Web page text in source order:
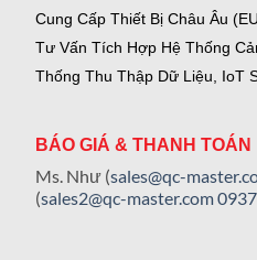
Cung Cấp Thiết Bị Châu Âu
Tư Vấn Tích Hợp Hệ Thống
Thống Thu Thập Dữ Liệu, IoT
BÁO GIÁ & THANH TOÁN
Ms. Như (sales@qc-
(sales2@qc-master.com